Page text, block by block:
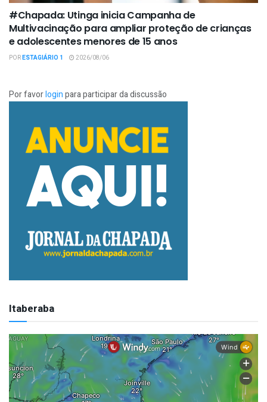
#Chapada: Utinga inicia Campanha de
Multivacinação para ampliar proteção de crianças
e adolescentes menores de 15 anos
PORESTAGIÁRIO 1 2026/08/06
Por favorloginpara participar da discussão
Itaberaba